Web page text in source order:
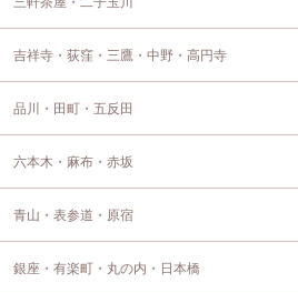
吉祥寺・荻窪・三鷹・中野・高円寺
品川・田町・五反田
六本木・麻布・赤坂
青山・表参道・原宿
銀座・有楽町・丸の内・日本橋